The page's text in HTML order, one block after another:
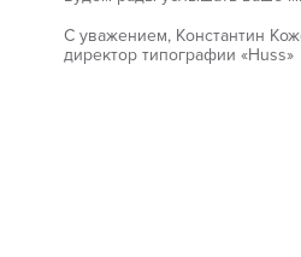
С уважением, Константин
директор типографии «Huss»